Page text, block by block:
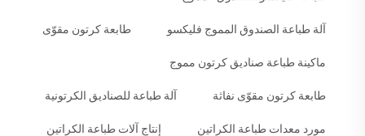
آلة طباعة الصندوق المموج فليكسو طابعة كرتون مقوّى
ماكينة طباعة صناديق كرتون مموج
طابعة كرتون مقوّى نفاثة آلة طباعة للصناديق الكرتونية
مورد معدات طباعة الكراتين إنتاج آلات طباعة الكراتين